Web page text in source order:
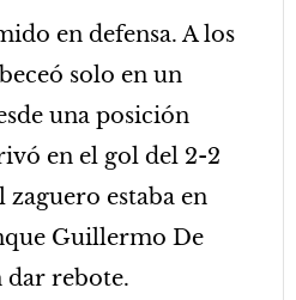
en defensa. A los
solo en un
una posición
en el gol del 2-2
estaba en
Guillermo De
dar rebote.